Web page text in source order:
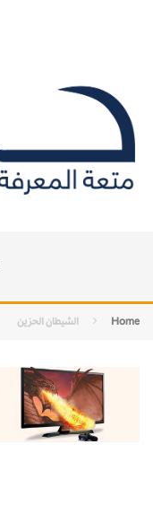
Home الشيطان الحزين